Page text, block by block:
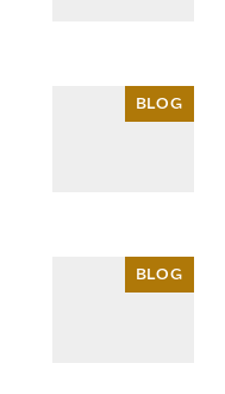
BLOG
BLOG